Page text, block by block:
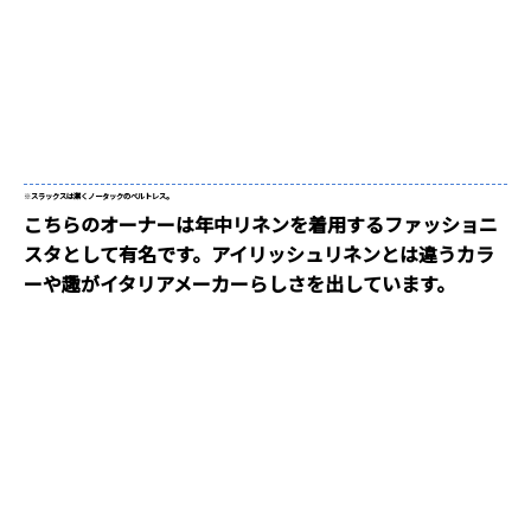
※スラックスは潔くノータックのベルトレス。
こちらのオーナーは年中リネンを着用するファッショニ
スタとして有名です。アイリッシュリネンとは違うカラ
ーや趣がイタリアメーカーらしさを出しています。